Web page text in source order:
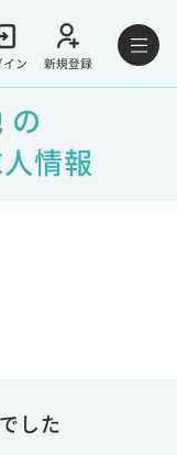
イン 新規登録
の
情報
した